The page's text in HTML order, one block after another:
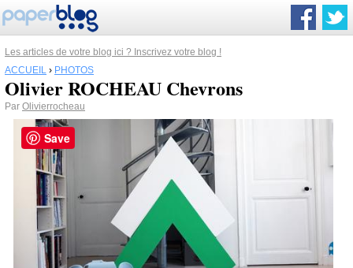
Les articles de votre blog ici ? Inscrivez votre blog !
ACCUEIL › PHOTOS
Olivier ROCHEAU Chevrons
Par Olivierrocheau
Save